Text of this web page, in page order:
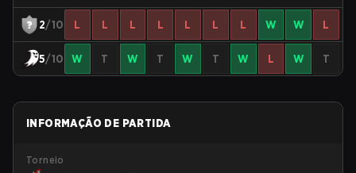
2/10 L L L L L L L W W L
5/10 W T W T W T W L W T
INFORMAÇÃO DE PARTIDA
Torneio